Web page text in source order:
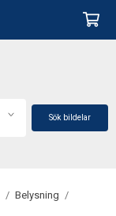
Sök bildelar
/ Belysning /